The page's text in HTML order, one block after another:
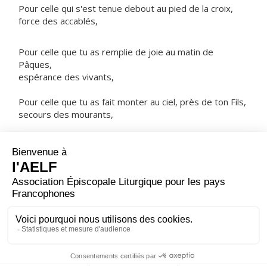
Pour celle qui s'est tenue debout au pied de la croix,
force des accablés,
Pour celle que tu as remplie de joie au matin de
Pâques,
espérance des vivants,
Pour celle que tu as fait monter au ciel, près de ton Fils,
secours des mourants,
NOTRE PÈRE
ORAISON
Ouvre à tes serviteurs, Dieu très bon, tes richesses de
nous le commencement du salut, que la fête de sa
nativité nous apporte un surcroît de paix.